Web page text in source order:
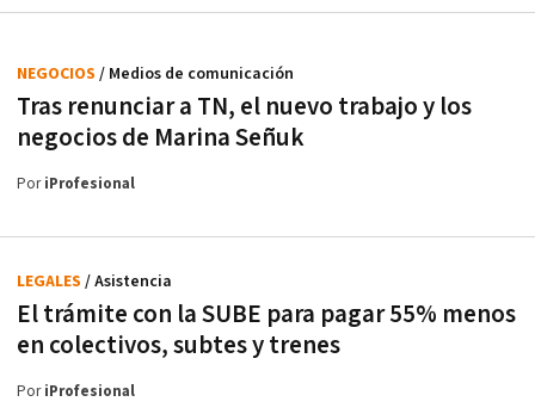
Tras renunciar a TN, el nuevo trabajo y los
negocios de Marina Señuk
NEGOCIOS / Medios de comunicación
PoriProfesional
El trámite con la SUBE para pagar 55% menos
en colectivos, subtes y trenes
LEGALES / Asistencia
PoriProfesional